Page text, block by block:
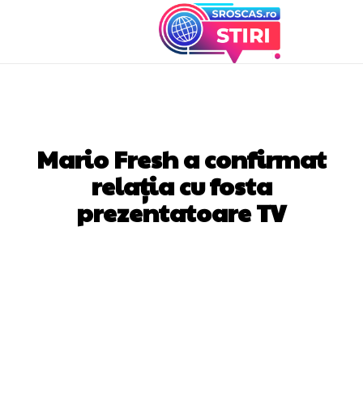
Mario Fresh a confirmat
relația cu fosta
prezentatoare TV